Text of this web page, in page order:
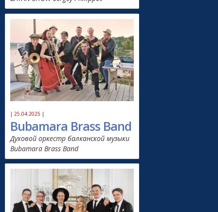
| 25.04.2025 |
Bubamara Brass Band
Духовой оркестр балканской музыки
Bubamara Brass Band